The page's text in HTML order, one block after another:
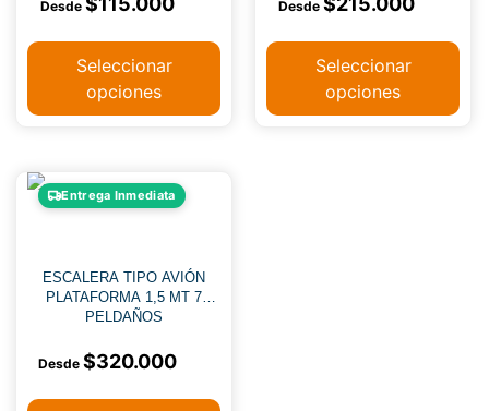
Seleccionar
opciones
Seleccionar
opciones
Entrega Inmediata
ESCALERA TIPO AVIÓN
PLATAFORMA 1,5 MT 7
PELDAÑOS
$320.000